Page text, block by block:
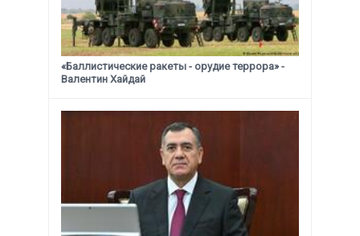
«Баллистические ракеты - орудие террора» -
Валентин Хайдай